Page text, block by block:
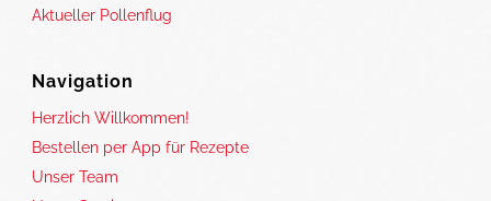
Aktueller Pollenflug
Navigation
Herzlich Willkommen!
Bestellen per App für Rezepte
Unser Team